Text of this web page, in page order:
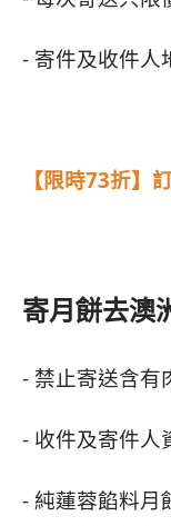
- 寄件及收件人
【限時73折】
寄月餅去
- 禁止寄送含有
- 收件及寄件人
- 純蓮蓉餡料月